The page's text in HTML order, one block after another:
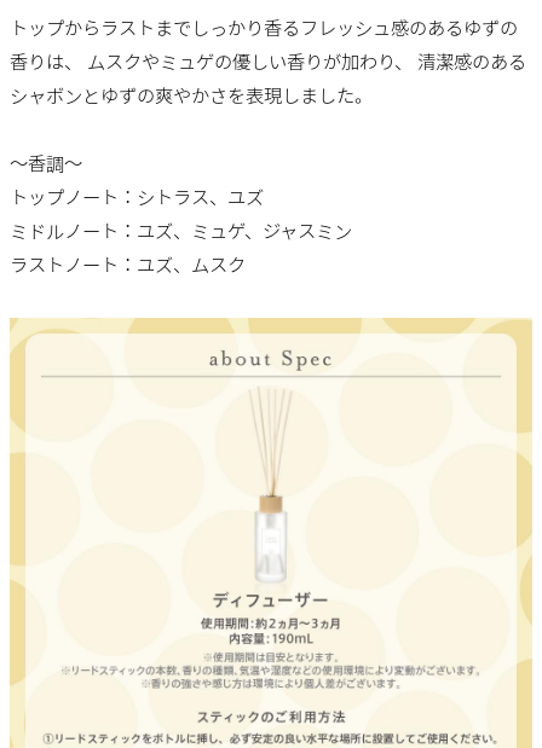
トップからラストまでしっかり香るフレッシュ感のあるゆずの
香りは、 ムスクやミュゲの優しい香りが加わり、 清潔感のある
シャボンとゆずの爽やかさを表現しました。
～香調～
トップノート：シトラス、ユズ
ミドルノート：ユズ、ミュゲ、ジャスミン
ラストノート：ユズ、ムスク